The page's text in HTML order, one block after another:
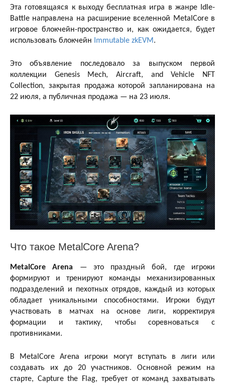
Эта готовящаяся к выходу бесплатная игра в жанре Idle-
Battle направлена ​​на расширение вселенной MetalCore в
игровое блокчейн-пространство и, как ожидается, будет
использовать блокчейн
Immutable zkEVM .
Это объявление последовало за выпуском первой
коллекции Genesis Mech, Aircraft, and Vehicle NFT
Collection, закрытая продажа которой запланирована на
22 июля, а публичная продажа — на 23 июля.
Что такое MetalCore Arena?
MetalCore Arena — это праздный бой, где игроки
формируют и тренируют команды механизированных
подразделений и пехотных отрядов, каждый из которых
обладает уникальными способностями. Игроки будут
участвовать в матчах на основе лиги, корректируя
формации и тактику, чтобы соревноваться с
противниками.
В MetalCore Arena игроки могут вступать в лиги или
создавать их до 20 участников. Основной режим на
старте, Capture the Flag, требует от команд захватывать